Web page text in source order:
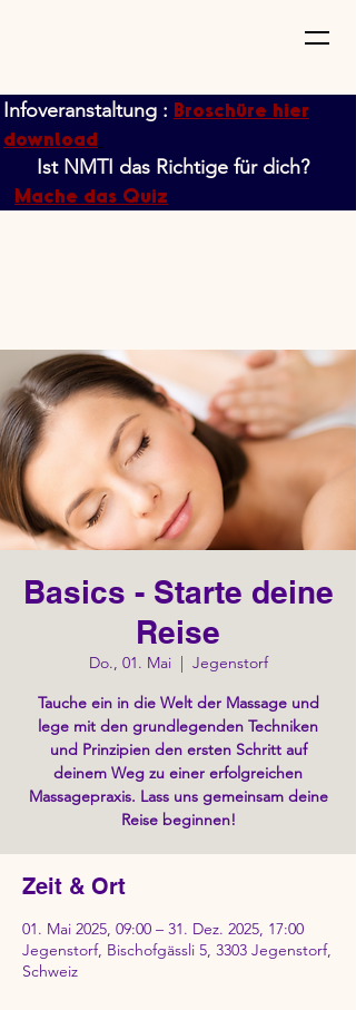
Infoveranstaltung : Broschüre hier
download
Ist NMTI das Richtige für dich?
Mache das Quiz
Basics - Starte deine
Reise
Do., 01. Mai
  |
Jegenstorf
Tauche ein in die Welt der Massage und
lege mit den grundlegenden Techniken
und Prinzipien den ersten Schritt auf
deinem Weg zu einer erfolgreichen
Massagepraxis. Lass uns gemeinsam deine
Reise beginnen!
Zeit & Ort
01. Mai 2025, 09:00 – 31. Dez. 2025, 17:00
Jegenstorf, Bischofgässli 5, 3303 Jegenstorf,
Schweiz